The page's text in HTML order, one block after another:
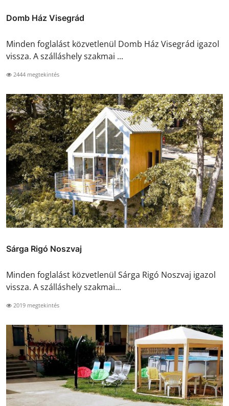
Domb Ház Visegrád
Minden foglalást közvetlenül Domb Ház Visegrád igazol
vissza. A szálláshely szakmai ...
2444 megtekintés
Sárga Rigó Noszvaj
Minden foglalást közvetlenül Sárga Rigó Noszvaj igazol
vissza. A szálláshely szakmai...
2019 megtekintés